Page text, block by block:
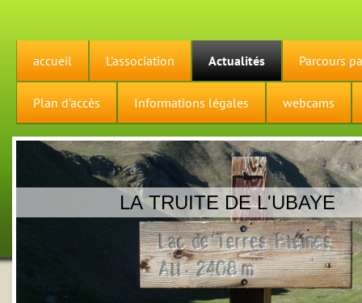
accueil L'association Actualités Parcours
Plan d'accès Informations légales webcams
LA TRUITE DE L'UBAYE